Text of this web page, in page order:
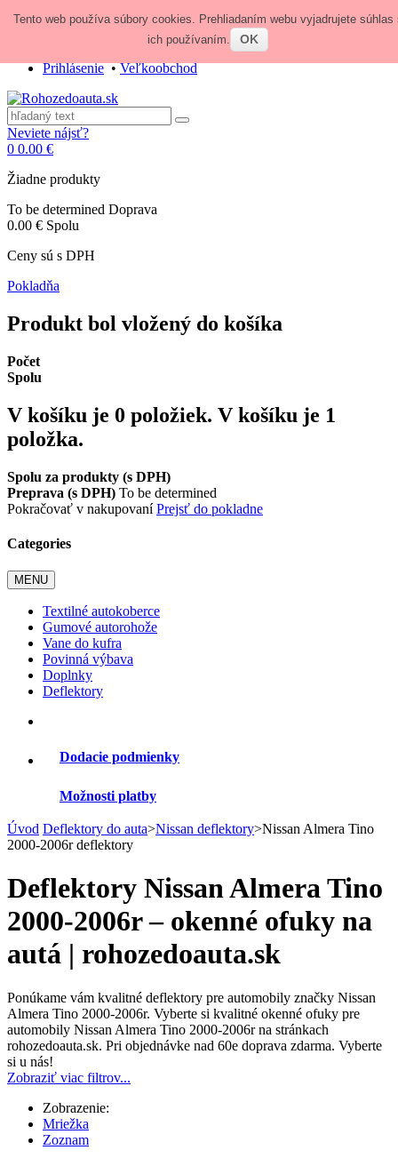
Zavolajte nám:+421 948 84 64 64
obchod@rohozedoauta.sk
Prihlásenie•Veľkoobchod
Neviete nájsť?
0 0.00 €
Žiadne produkty
To be determined Doprava
0.00 € Spolu
Ceny sú s DPH
Pokladňa
Produkt bol vložený do košíka
Počet
Spolu
V košíku je 0 položiek. V košíku je 1
položka.
Spolu za produkty (s DPH)
Preprava (s DPH) To be determined
Pokračovať v nakupovaníPrejsť do pokladne
Categories
MENU
Textilné autokoberce
Gumové autorohože
Vane do kufra
Povinná výbava
Doplnky
Deflektory
Dodacie podmienky
Možnosti platby
Úvod Deflektory do auta>Nissan deflektory>Nissan Almera Tino
2000-2006r deflektory
Deflektory Nissan Almera Tino
2000-2006r – okenné ofuky na
autá | rohozedoauta.sk
Ponúkame vám kvalitné deflektory pre automobily značky Nissan
Almera Tino 2000-2006r. Vyberte si kvalitné okenné ofuky pre
automobily Nissan Almera Tino 2000-2006r na stránkach
rohozedoauta.sk. Pri objednávke nad 60e doprava zdarma. Vyberte
si u nás!
Zobraziť viac filtrov...
Zobrazenie:
Mriežka
Zoznam
Tento web používa súbory cookies. Prehliadaním webu vyjadrujete súhlas
ich používaním.
OK